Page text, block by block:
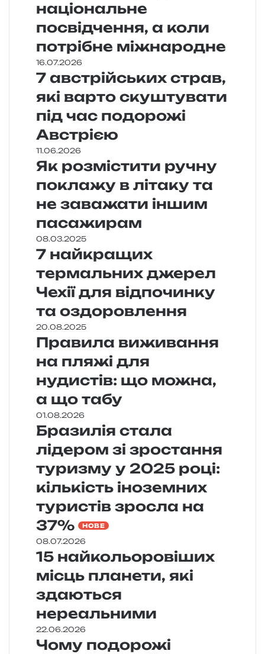
національне
посвідчення, а коли
потрібне міжнародне
16.07.2026
7 австрійських страв,
які варто скуштувати
під час подорожі
Австрією
11.06.2026
Як розмістити ручну
поклажу в літаку та
не заважати іншим
пасажирам
08.03.2025
7 найкращих
термальних джерел
Чехії для відпочинку
та оздоровлення
20.08.2025
Правила виживання
на пляжі для
нудистів: що можна,
а що табу
01.08.2026
Бразилія стала
лідером зі зростання
туризму у 2025 році:
кількість іноземних
туристів зросла на
37%
НОВЕ
08.07.2026
15 найкольоровіших
місць планети, які
здаються
нереальними
22.06.2026
Чому подорожі